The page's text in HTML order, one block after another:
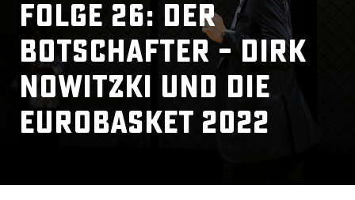
Folge 26: Der
Botschafter – Dirk
Nowitzki und die
EuroBasket 2022